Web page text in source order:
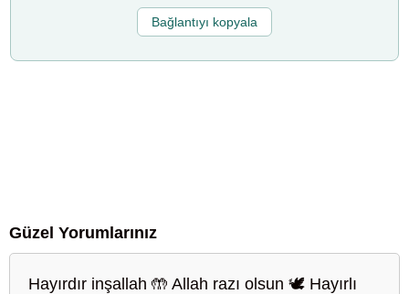
Bağlantıyı kopyala
Güzel Yorumlarınız
Hayırdır inşallah 🤲 Allah razı olsun 🕊️ Hayırlı